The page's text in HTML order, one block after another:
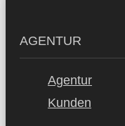
AGENTUR
Agentur
Kunden